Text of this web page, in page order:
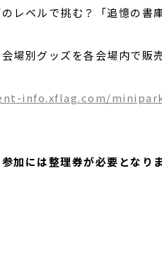
レベルで挑む？「追憶の書
場別グッズを各会場内で販売
info.xflag.com/
加には整理券が必要となりま